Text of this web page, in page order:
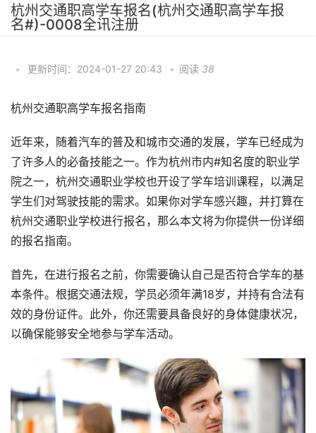
杭州交通职高学车报名(杭州交通职高学车报
名#)-0008全讯注册
• 更新时间：2024-01-27 20:43 • 阅读 38
杭州交通职高学车报名指南
近年来，随着汽车的普及和城市交通的发展，学车已经成为
了许多人的必备技能之一。作为杭州市内#知名度的职业学
院之一，杭州交通职业学校也开设了学车培训课程，以满足
学生们对驾驶技能的需求。如果你对学车感兴趣，并打算在
杭州交通职业学校进行报名，那么本文将为你提供一份详细
的报名指南。
首先，在进行报名之前，你需要确认自己是否符合学车的基
本条件。根据交通法规，学员必须年满18岁，并持有合法有
效的身份证件。此外，你还需要具备良好的身体健康状况，
以确保能够安全地参与学车活动。